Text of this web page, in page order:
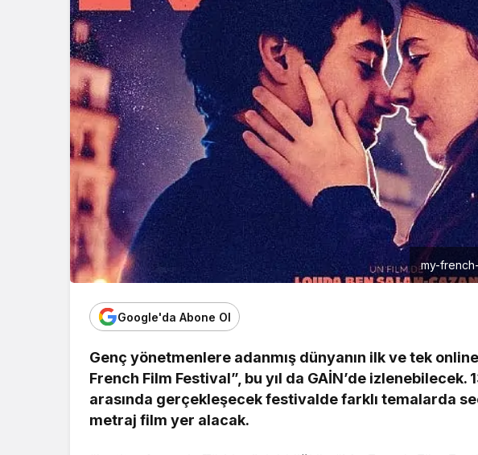
my-
Google'da Abone Ol
Genç yönetmenlere adanmış dünyanın ilk ve tek
French Film Festival”, bu yıl da GAİN’de izlenebilecek.
arasında gerçekleşecek festivalde farklı temalarda
metraj film yer alacak.